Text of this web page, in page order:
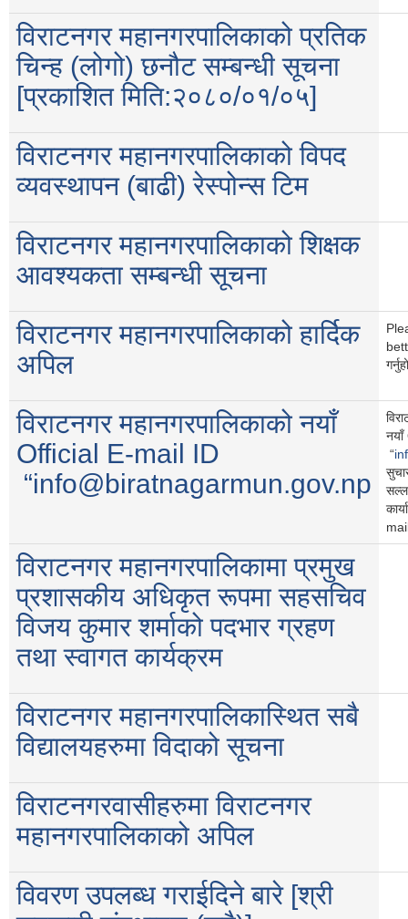
विराटनगर महानगरपालिकाको प्रतिक
चिन्ह (लोगो) छनौट सम्बन्धी सूचना
[प्रकाशित मिति:२०८०/०१/०५]
विराटनगर महानगरपालिकाको विपद
व्यवस्थापन (बाढी) रेस्पोन्स टिम
विराटनगर महानगरपालिकाको शिक्षक
आवश्यकता सम्बन्धी सूचना
विराटनगर महानगरपालिकाको हार्दिक
अपिल
विराटनगर महानगरपालिकाको नयाँ
Official E-mail ID
“info@biratnagarmun.gov.np
“
विराटनगर महानगरपालिकामा प्रमुख
प्रशासकीय अधिकृत रूपमा सहसचिव
विजय कुमार शर्माको पदभार ग्रहण
तथा स्वागत कार्यक्रम
विराटनगर महानगरपालिकास्थित सबै
विद्यालयहरुमा विदाको सूचना
विराटनगरवासीहरुमा विराटनगर
महानगरपालिकाको अपिल
विवरण उपलब्ध गराईदिने बारे [श्री